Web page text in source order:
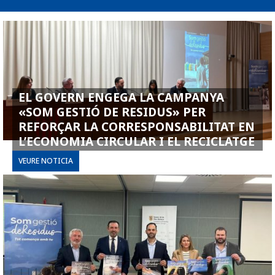
EL GOVERN ENGEGA LA CAMPANYA
«SOM GESTIÓ DE RESIDUS» PER
REFORÇAR LA CORRESPONSABILITAT EN
L’ECONOMIA CIRCULAR I EL RECICLATGE
VEURE NOTICIA